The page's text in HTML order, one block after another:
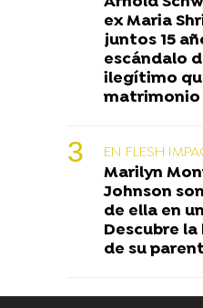
ex Maria
juntos 15
escándalo
ilegítimo
matrimonio
EN FLESH
Marilyn
Johnson
de ella en
Descubre
de su